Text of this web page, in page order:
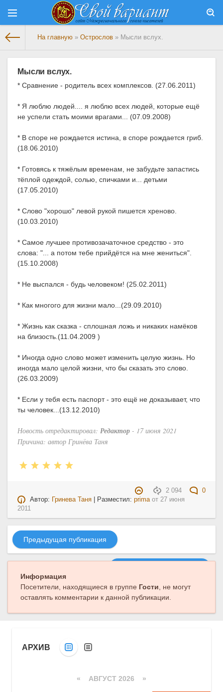
На главную » Острослов » Мысли вслух.
Мысли вслух.
* Сравнение - родитель всех комплексов. (27.06.2011)
* Я люблю людей.... я люблю всех людей, которые ещё
не успели стать моими врагами... (07.09.2008)
* В споре не рождается истина, в споре рождается гриб.
(18.06.2010)
* Готовясь к тяжёлым временам, не забудьте запастись
тёплой одеждой, солью, спичками и... детьми
(17.05.2010)
* Слово "хорошо" левой рукой пишется хреново.
(10.03.2010)
* Самое лучшее противозачаточное средство - это
слова: "... а потом тебе прийдётся на мне жениться".
(15.10.2008)
* Не выспался - будь человеком! (25.02.2011)
* Как многого для жизни мало...(29.09.2010)
* Жизнь как сказка - сплошная ложь и никаких намёков
на близость.(11.04.2009 )
* Иногда одно слово может изменить целую жизнь. Но
иногда мало целой жизни, что бы сказать это слово.
(26.03.2009)
* Если у тебя есть паспорт - это ещё не доказывает, что
ты человек...(13.12.2010)
Новость отредактировал: Редактор - 17 июня 2021
Причина: автор Гринёва Таня
2 094
0
Автор:
Гринева Таня | Разместил:primaот27 июня
2011
Предыдущая публикация
Информация
Посетители, находящиеся в группе Гости, не могут
оставлять комментарии к данной публикации.
АРХИВ
« АВГУСТ 2026 »